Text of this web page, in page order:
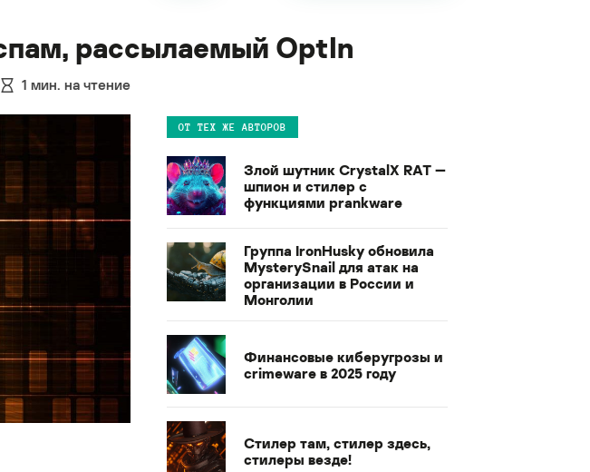
рассылаемый OptIn
1 мин. на чтение
ОТ ТЕХ ЖЕ АВТОРОВ
Злой шутник CrystalX RAT —
шпион и стилер с
функциями prankware
Группа IronHusky обновила
MysterySnail для атак на
организации в России и
Монголии
Финансовые киберугрозы и
crimeware в 2025 году
Стилер там, стилер здесь,
стилеры везде!